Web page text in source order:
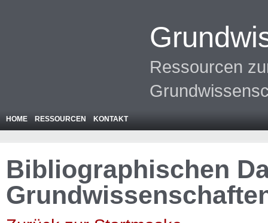
Ressourcen
HOME RESSOURCEN KONTAKT
Bibliographischen